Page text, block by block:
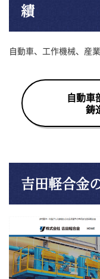
績
自動車、工作機械、産
自動車
鋳
吉田軽合金